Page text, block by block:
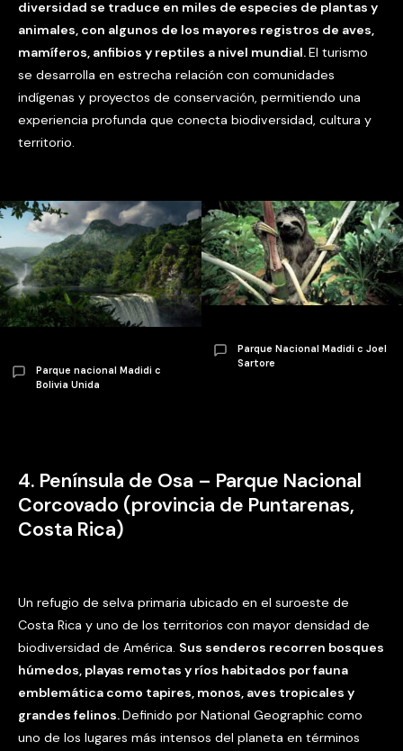
diversidad se traduce en miles de especies de plantas y
animales, con algunos de los mayores registros de aves,
mamíferos, anfibios y reptiles a nivel mundial.El turismo
se desarrolla en estrecha relación con comunidades
indígenas y proyectos de conservación, permitiendo una
experiencia profunda que conecta biodiversidad, cultura y
territorio.
Parque nacional Madidi c
Bolivia Unida
Parque Nacional Madidi c Joel
Sartore
4. Península de Osa – Parque Nacional
Corcovado (provincia de Puntarenas,
Costa Rica)
Un refugio de selva primaria ubicado en el suroeste de
Costa Rica y uno de los territorios con mayor densidad de
biodiversidad de América. Sus senderos recorren bosques
húmedos, playas remotas y ríos habitados por fauna
emblemática como tapires, monos, aves tropicales y
grandes felinos.Definido por National Geographic como
uno de los lugares más intensos del planeta en términos